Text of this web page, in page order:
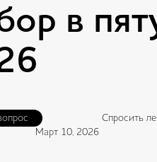
в
Спросить
Март 10, 2026